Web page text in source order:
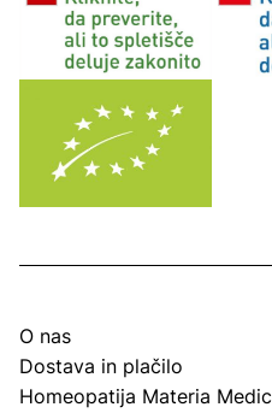
O nas
Dostava in plačilo
Homeopatija Materia